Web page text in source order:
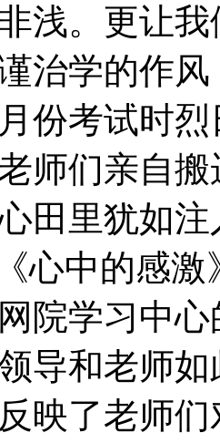
浅。更让
治学的作
份考试时
师们亲自
田里犹如
心中的感
院学习中
导和老师
映了老师